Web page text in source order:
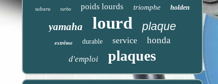
subaru turbo poids lourds triomphe holden
yamaha lourd plaque
extrême durable service honda
d'emploi plaques